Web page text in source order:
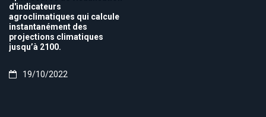
d'indicateurs
agroclimatiques qui calcule
instantanément des
projections climatiques
jusqu’à 2100.
19/10/2022